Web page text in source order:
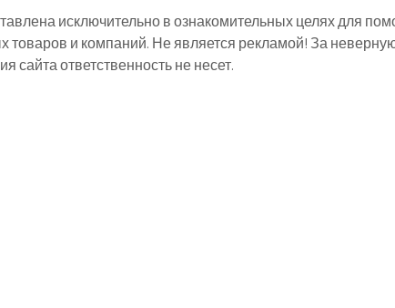
исключительно в ознакомительных целях для
товаров и компаний. Не является рекламой! За
ответственность не несет.